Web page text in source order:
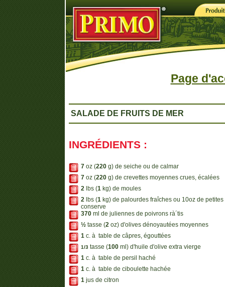
Page
SALADE DE FRUITS DE MER
INGRÉDIENTS :
7 oz (220g) de seiche ou de calmar
7 oz (220g) de crevettes moyennes crues, écalées
2 lbs (1kg) de moules
2 lbs (1kg) de palourdes fraîches ou 10oz de
conserve
370 ml de juliennes de poivrons rà´tis
½tasse (2oz) d'olives dénoyautées moyennes
1 c. à table de câpres, égouttées
1/3tasse (100ml) d'huile d'olive extra vierge
1 c. à table de persil haché
1 c. à table de ciboulette hachée
1 jus de citron